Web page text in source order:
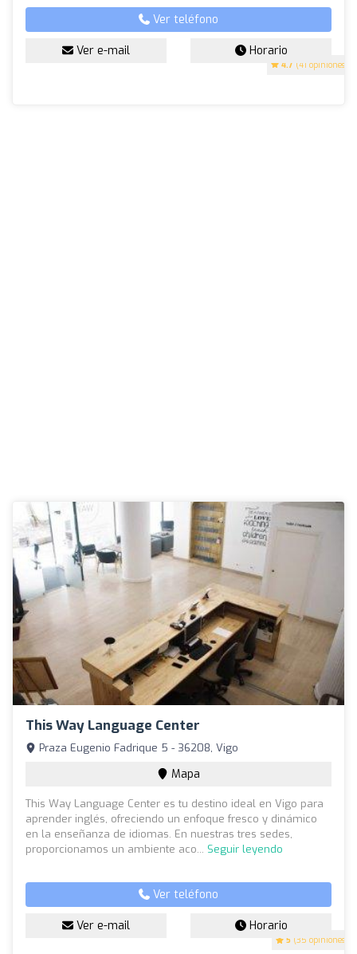
4.7 (41 opiniones)
Ver teléfono
Ver e-mail Horario
This Way Language Center
5 (35 opiniones)
Praza Eugenio Fadrique 5 - 36208, Vigo
Mapa
This Way Language Center es tu destino ideal en Vigo para
aprender inglés, ofreciendo un enfoque fresco y dinámico
en la enseñanza de idiomas. En nuestras tres sedes,
proporcionamos un ambiente aco... Seguir leyendo
Ver teléfono
Ver e-mail Horario